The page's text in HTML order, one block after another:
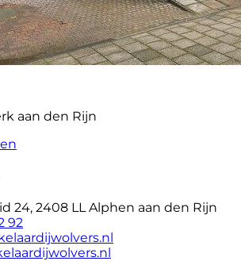
aan den Rijn
24, 2408 LL Alphen aan den Rijn
92